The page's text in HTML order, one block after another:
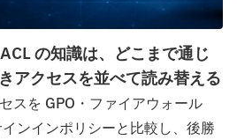
の知識は、どこまで通じ
アクセスを並べて読み替える
スを GPO・ファイアウォール
ンインポリシーと比較し、後勝